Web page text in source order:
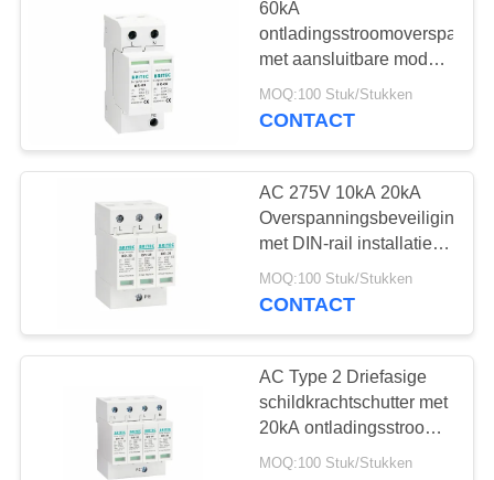
Het Apparaat van
de
67
gelijkstroom-het
apparaat van de
60kA
met aansluitbare module
en UL94-V0
thermoplastisch voor
MOQ:100 Stuk/Stukken
CONTACT
AC 275V 10kA 20kA
Overspanningsbeveiliging
met DIN-rail installatie
voor
stroompiekbescherming
MOQ:100 Stuk/Stukken
CONTACT
AC Type 2 Driefasige
schildkrachtschutter met
20kA ontladingsstroom
en aansluitbare module
MOQ:100 Stuk/Stukken